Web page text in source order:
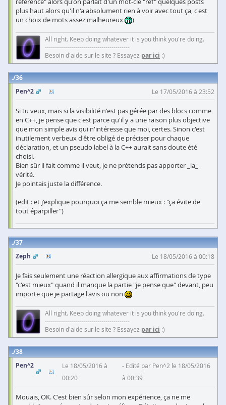
plus haut alors qu'il n'a absolument rien à voir avec tout ça, c'est
un choix de mots assez malheureux
)
All right. Keep doing whatever it is you think you're doing.
------------------------------------------
Besoin d'aide sur le site ? Essayez par ici :)
36
Pen^2
Le 17/05/2016 à 23:52
Si tu veux, mais si la visibilité n'est pas gérée par des blocs comme
en C++, je pense que c'est parce qu'il y a une raison plus objective
que mon simple avis qui n'intéresse que moi, certes. Sinon c'est
inutilement verbeux d'être obligé de préciser pour chaque
déclaration, et un pseudo label à la C++ aurait sans doute été
choisi.
Bien sûr il fait comme il veut, je ne prétends pas apporter _la_
vérité.
Je pointais juste la différence.
(edit : et j'explique pourquoi ça me semble mieux : "ça évite de
tout éparpiller")
37
Zeph
Le 18/05/2016 à 00:18
Je fais seulement une réaction allergique aux affirmations de type
"c'est mieux" quand il manque la partie "je pense que" devant, peu
importe que je partage l'avis ou non
All right. Keep doing whatever it is you think you're doing.
------------------------------------------
Besoin d'aide sur le site ? Essayez par ici :)
38
Pen^2
Le 18/05/2016 à
00:20
Edité par Pen^2 le 18/05/2016
à 00:39
Mouais, OK. C'est bien sûr selon mon expérience, ça ne me